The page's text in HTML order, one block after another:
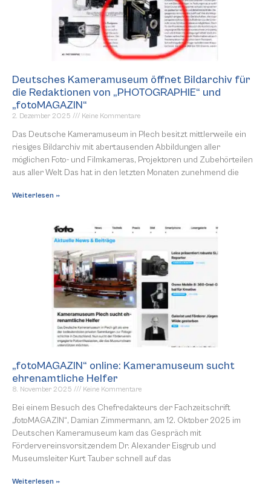
Deutsches Kameramuseum öffnet Bildarchiv für
die Redaktionen von „PHOTOGRAPHIE“ und
„fotoMAGAZIN“
2. Dezember 2025 Keine Kommentare
Das Deutsche Kameramuseum in Plech besitzt mittlerweile ein
riesiges Bildarchiv mit abertausenden Abbildungen aller
möglichen Foto- und Filmkameras, Projektoren und Zubehörteilen
aus aller Welt Das hat in den letzten Monaten zunehmend die
Weiterlesen »
„fotoMAGAZIN“ online: Kameramuseum sucht
ehrenamtliche Helfer
8. November 2025 Keine Kommentare
Bei einem Besuch des Chefredakteurs der Fachzeitschrift
„fotoMAGAZIN“, Damian Zimmermann, am 12. Oktober 2025 im
Deutschen Kameramuseum kam das Gespräch mit
Fördervereinsvorsitzendem Dr. Alexander Eisgrub und
Museumsleiter Kurt Tauber schnell auf das
Weiterlesen »